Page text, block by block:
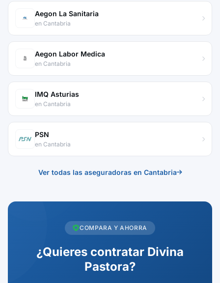
Aegon La Sanitaria
en Cantabria
Aegon Labor Medica
en Cantabria
IMQ Asturias
en Cantabria
PSN
en Cantabria
Ver todas las aseguradoras en Cantabria
COMPARA Y AHORRA
¿Quieres contratar Divina
Pastora?